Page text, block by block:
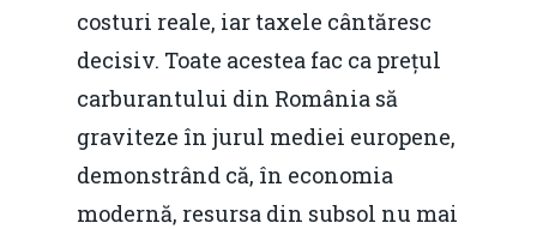
costuri reale, iar taxele cântăresc
decisiv. Toate acestea fac ca prețul
carburantului din România să
graviteze în jurul mediei europene,
demonstrând că, în economia
modernă, resursa din subsol nu mai